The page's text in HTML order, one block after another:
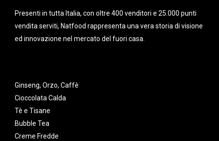
Presenti in tutta Italia, con oltre 400 venditori e 25.000 punti
vendita serviti, Natfood rappresenta una vera storia di visione
ed innovazione nel mercato del fuori casa.
Ginseng, Orzo, Caffè
Cioccolata Calda
Tè e Tisane
Bubble Tea
Creme Fredde